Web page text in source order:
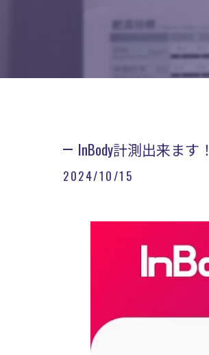
InBody計測出来ます！
2024/10/15